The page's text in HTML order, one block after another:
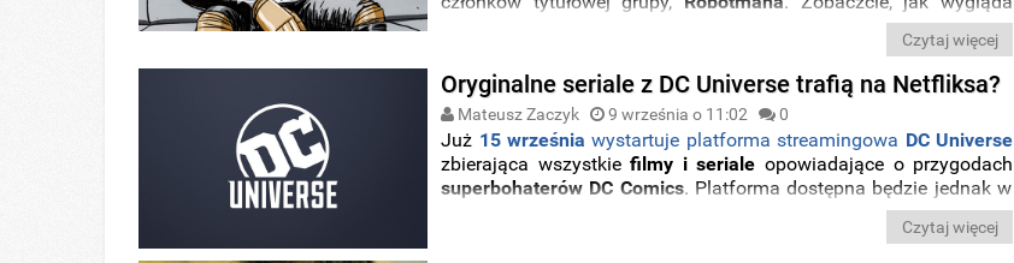
Czytaj więcej
Oryginalne seriale z DC Universe trafią na Netfliksa?
Mateusz Zaczyk 9 września o 11:02 0
Już 15 września wystartuje platforma streamingowa DC Universe
zbierająca wszystkiefilmy i seriale opowiadające o przygodach
superbohaterów DC Comics. Platforma dostępna będzie jednak w
wyłącznie dla widzów zza oceanu, ale według
trafią do
Czytaj więcej